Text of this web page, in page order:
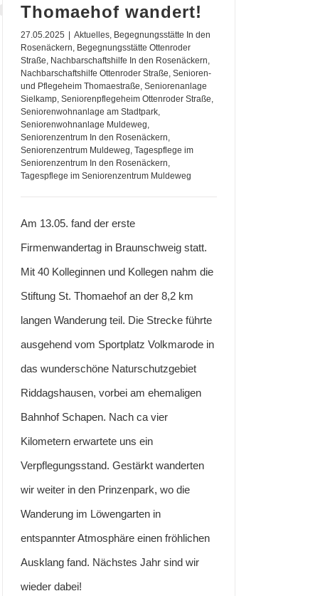
Thomaehof wandert!
27.05.2025 Aktuelles, Begegnungsstätte In den
Rosenäckern, Begegnungsstätte Ottenroder
Straße, Nachbarschaftshilfe In den Rosenäckern,
Nachbarschaftshilfe Ottenroder Straße, Senioren-
und Pflegeheim Thomaestraße, Seniorenanlage
Sielkamp, Seniorenpflegeheim Ottenroder Straße,
Seniorenwohnanlage am Stadtpark,
Seniorenwohnanlage Muldeweg,
Seniorenzentrum In den Rosenäckern,
Seniorenzentrum Muldeweg, Tagespflege im
Seniorenzentrum In den Rosenäckern,
Tagespflege im Seniorenzentrum Muldeweg
Am 13.05. fand der erste
Firmenwandertag in Braunschweig statt.
Mit 40 Kolleginnen und Kollegen nahm die
Stiftung St. Thomaehof an der 8,2 km
langen Wanderung teil. Die Strecke führte
ausgehend vom Sportplatz Volkmarode in
das wunderschöne Naturschutzgebiet
Riddagshausen, vorbei am ehemaligen
Bahnhof Schapen. Nach ca vier
Kilometern erwartete uns ein
Verpflegungsstand. Gestärkt wanderten
wir weiter in den Prinzenpark, wo die
Wanderung im Löwengarten in
entspannter Atmosphäre einen fröhlichen
Ausklang fand. Nächstes Jahr sind wir
wieder dabei!